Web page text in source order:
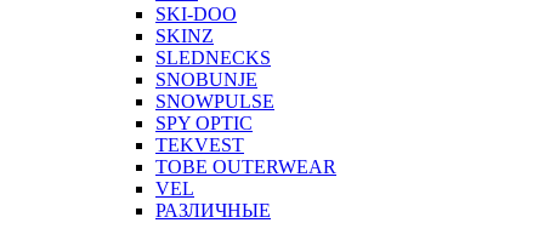
SKI-DOO
SKINZ
SLEDNECKS
SNOBUNJE
SNOWPULSE
SPY OPTIC
TEKVEST
TOBE OUTERWEAR
VEL
РАЗЛИЧНЫЕ